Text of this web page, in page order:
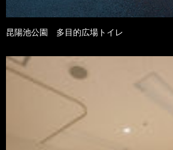
昆陽池公園 多目的広場トイレ